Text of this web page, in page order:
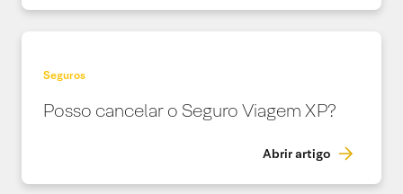
Seguros
Posso cancelar o Seguro Viagem XP?
Abrir artigo